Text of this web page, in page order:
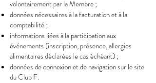
volontairement par la Membre ;
données nécessaires à la facturation et à la
comptabilité ;
informations liées à la participation aux
événements (inscription, présence, allergies
alimentaires déclarées le cas échéant) ;
données de connexion et de navigation sur le site
du Club F.